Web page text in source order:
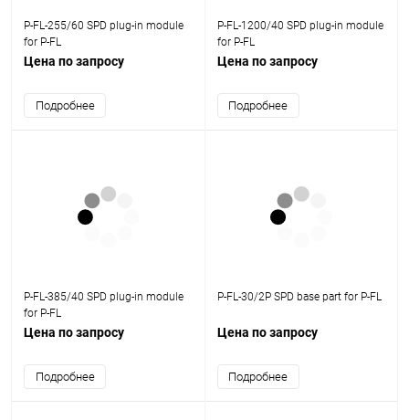
P-FL-255/60 SPD plug-in module
for P-FL
Цена по запросу
Подробнее
P-FL-1200/40 SPD plug-in module
for P-FL
Цена по запросу
Подробнее
P-FL-385/40 SPD plug-in module
for P-FL
Цена по запросу
Подробнее
P-FL-30/2P SPD base part for P-FL
Цена по запросу
Подробнее